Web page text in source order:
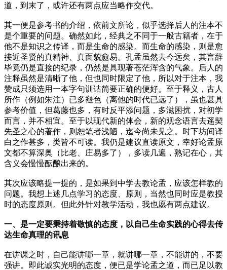
道，到末了，或许还有两点应当略作交代。
其一便是参考书的介绍，依前文所论，似乎选择后人的注本不
是个重要的问题。确然如此，经典之不同于一般古籍者，在于
他不是知识之传译，而是生命的感染。而生命的感染，则是愈
接近圣贤的真精神、真面貌愈易。孔孟虽然去今远矣，其言辞
毕竟仍是直接的纪录，仍然是具现著苍茫浑含的气象。后人的
注释虽然是清晰了他，但也同时限定了他，所以对于注本，我
赞成只须选用一本字句训诂简要正确的便好。至于释义，古人
所作（例如朱注）已多褪色（离他的时代已远了），虽也甚具
参考价值，但葛藤也多，有时反平添问题，多滋困扰，对初学
而言，并不相宜。至于以现代新的体会，新的观念语言去遥契
先圣之心的著作，则恕笔者浅陋，迄今尚未见之。时下坊间译
白之作甚多，类皆不可读。我仍是建议直读原文，幸好论孟原
文都不算深奥（比老、庄易多了），多读几遍，熟记在心，其
含义会慢慢酝酿出来的。
其次应该略提一提的，是如果到中学去教论孟，应该怎样教的
问题。我想上述几点学习的态度、原则，当然也同时应是教授
时的态度原则。但此外针对教学活动，我也愿有两点建议。
一、是一定要秉持着敬慎的态度，以自己生命实践的心得去传
达生命真理的讯息
在讲课之时，自己能讲哪一章，就讲哪一章，不能讲的，不要
强讲。即此诚实光明的态度，便已是学论孟之道，而已足以教